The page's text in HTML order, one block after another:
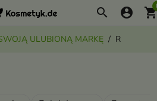
search account_circle
ULUBIONĄ MARKĘ R